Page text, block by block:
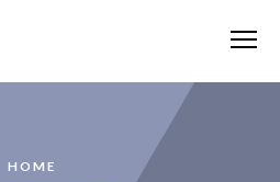
HOME